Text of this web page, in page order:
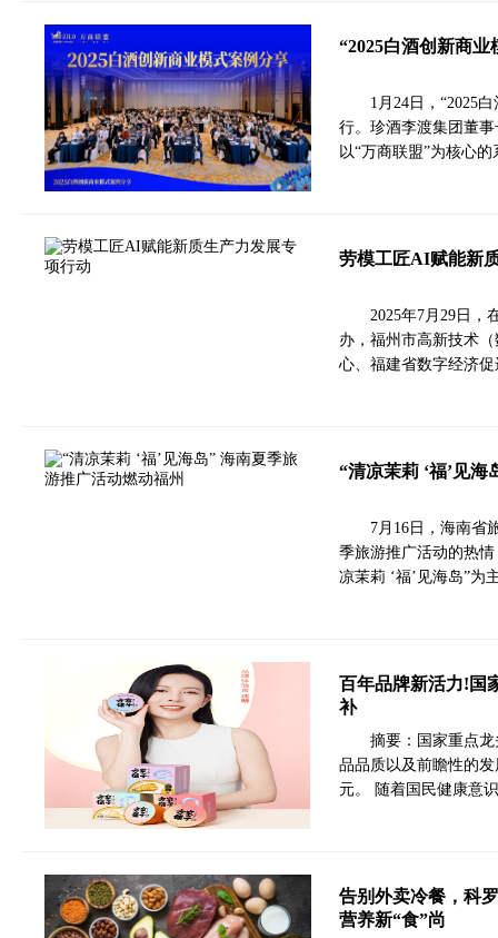
“2025白酒创新商
1月24日，“2025
行。珍酒李渡集团董
以“万商联盟”为核心
劳模工匠AI赋能新
2025年7月29日，
办，福州市高新技术
心、福建省数字经济
“清凉茉莉 ‘福’见
7月16日，海南省
季旅游推广活动的热
凉茉莉 ‘福’见海岛”
百年品牌新活力!国
补
摘要：国家重点
品品质以及前瞻性的
元。 随着国民健康意
告别外卖冷餐，科
营养新“食”尚